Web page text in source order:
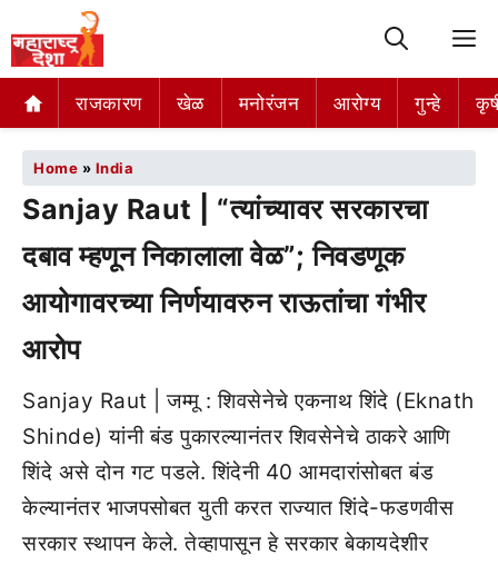
राजकारण खेळ मनोरंजन आरोग्य गुन्हे
Home » India
Sanjay Raut | “त्यांच्यावर सरकारचा
दबाव म्हणून निकालाला वेळ”; निवडणूक
आयोगावरच्या निर्णयावरुन राऊतांचा गंभीर
आरोप
Sanjay Raut | जम्मू : शिवसेनेचे एकनाथ शिंदे (Eknath
Shinde) यांनी बंड पुकारल्यानंतर शिवसेनेचे ठाकरे आणि
शिंदे असे दोन गट पडले. शिंदेनी 40 आमदारांसोबत बंड
केल्यानंतर भाजपसोबत युती करत राज्यात शिंदे-फडणवीस
सरकार स्थापन केले. तेव्हापासून हे सरकार बेकायदेशीर